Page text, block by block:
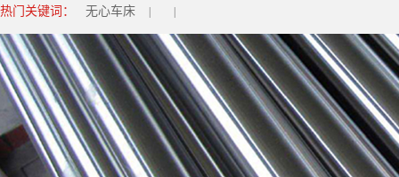
热门关键词： 无心车床